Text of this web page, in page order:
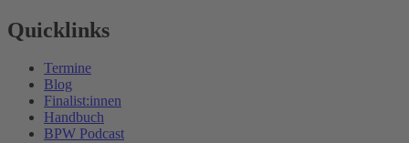
Quicklinks
Termine
Blog
Finalist:innen
Handbuch
BPW Podcast